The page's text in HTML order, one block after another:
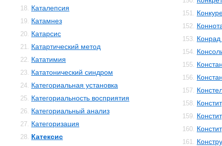
18. Каталепсия
19. Катамнез
20. Катарсис
21. Катартический метод
22. Кататимия
23. Кататонический синдром
24. Категориальная установка
25. Категориальность восприятия
26. Категориальный анализ
27. Категоризация
28. Катексис
151.
152.
153.
154.
155.
156.
157.
158.
159.
160.
161.